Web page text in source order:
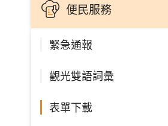
便民服務
緊急通報
觀光雙語詞彙
表單下載